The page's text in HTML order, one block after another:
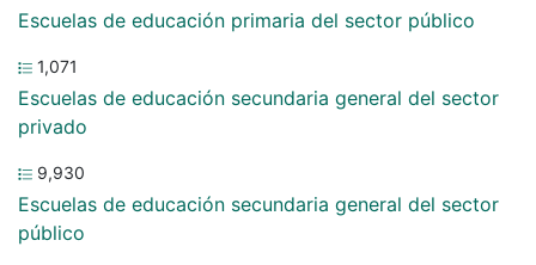
Escuelas de educación primaria del sector público
1,071
Escuelas de educación secundaria general del sector
privado
9,930
Escuelas de educación secundaria general del sector
público